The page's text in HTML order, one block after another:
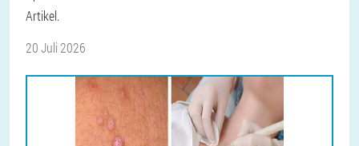
Artikel.
20 Juli 2026